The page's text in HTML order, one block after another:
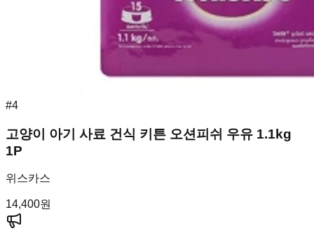
#4
고양이 아기 사료 건식 키튼 오션피쉬 우유 1.1kg
1P
위스카스
14,400원